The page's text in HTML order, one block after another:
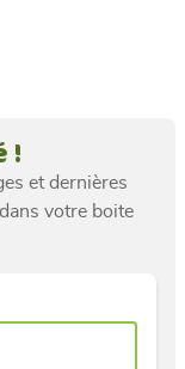
!
et dernières
votre boite